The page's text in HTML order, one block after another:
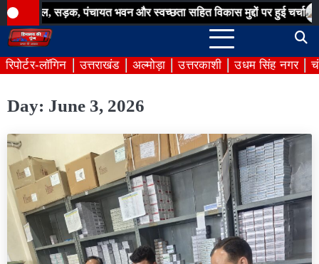
Skip
to
content
सड़क, पंचायत भवन और स्वच्छता सहित विकास मुद्दों पर हुई चर्चा
रिपोर्टर-लॉगिन उत्तराखंड अल्मोड़ा उत्तरकाशी उधम सिंह नगर
Day: June 3, 2026